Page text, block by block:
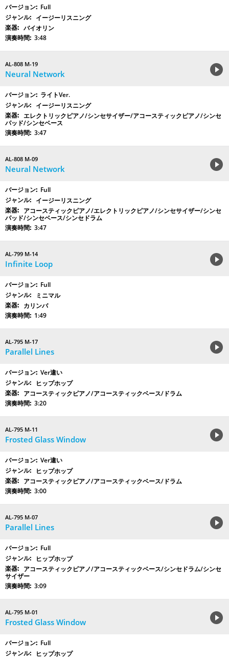
Full
イージーリスニング
バイオリン
3:48
AL-808 M-19
Neural Network
ライトVer.
イージーリスニング
エレクトリックピアノ/シンセサイザー/アコースティックピアノ/シンセ
パッド/シンセベース
3:47
AL-808 M-09
Neural Network
Full
イージーリスニング
アコースティックピアノ/エレクトリックピアノ/シンセサイザー/シンセ
パッド/シンセベース/シンセドラム
3:47
AL-799 M-14
Infinite Loop
Full
ミニマル
カリンバ
1:49
AL-795 M-17
Parallel Lines
Ver違い
ヒップホップ
アコースティックピアノ/アコースティックベース/ドラム
3:20
AL-795 M-11
Frosted Glass Window
Ver違い
ヒップホップ
アコースティックピアノ/アコースティックベース/ドラム
3:00
AL-795 M-07
Parallel Lines
Full
ヒップホップ
アコースティックピアノ/アコースティックベース/シンセドラム/シンセ
サイザー
3:09
AL-795 M-01
Frosted Glass Window
Full
ヒップホップ